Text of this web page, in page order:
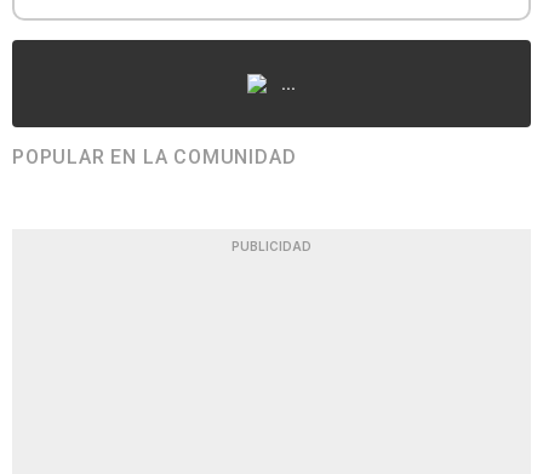
...
POPULAR EN LA COMUNIDAD
PUBLICIDAD